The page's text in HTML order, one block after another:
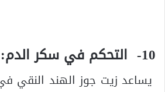
10- التحكم في سكر الدم:
يساعد زيت جوز الهند النقي